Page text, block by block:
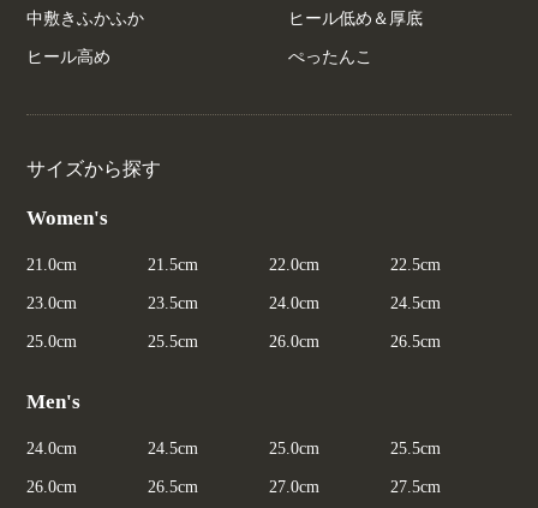
中敷きふかふか ヒール低め＆厚底
ヒール高め ぺったんこ
サイズから探す
Women's
21.0cm 21.5cm 22.0cm 22.5cm
23.0cm 23.5cm 24.0cm 24.5cm
25.0cm 25.5cm 26.0cm 26.5cm
Men's
24.0cm 24.5cm 25.0cm 25.5cm
26.0cm 26.5cm 27.0cm 27.5cm